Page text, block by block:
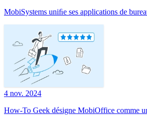
MobiSystems uniﬁe ses applications de
4 nov. 2024
How-To Geek désigne MobiOffice comme